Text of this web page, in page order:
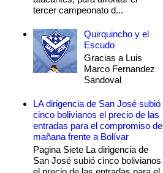
tercer campeonato d...
Quirquincho y el
Escudo
Gracias a Luis
Marco Fernandez
Sandoval
LA dirigencia de San José subió
cinco bolivianos el precio de las
entradas para el compromiso de
mañana frente a Bolívar
Pagina Siete La dirigencia de
San José subió cinco bolivianos